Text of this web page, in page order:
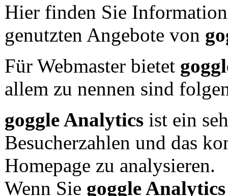
Hier finden Sie
genutzten Angebote von
Für Webmaster bietet
allem zu nennen sind
goggle Analyticsist ein
Besucherzahlen und das
Homepage zu analysieren.
Wenn Sie goggle Analytics